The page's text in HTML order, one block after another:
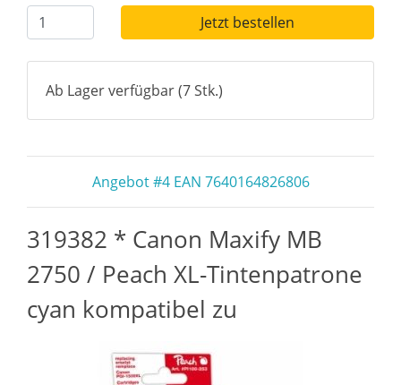
Jetzt bestellen
Ab Lager verfügbar (7 Stk.)
Angebot #4 EAN 7640164826806
319382 * Canon Maxify MB
2750 / Peach XL-Tintenpatrone
cyan kompatibel zu